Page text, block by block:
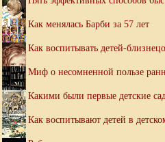
Как менялась Барби за 57 лет
Как воспитывать детей-
Миф о несомненной пользе
Какими были первые детские
Как воспитывают детей в